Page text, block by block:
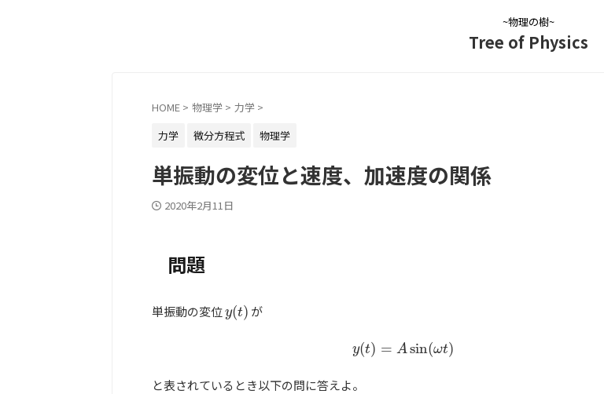
~物理の樹~
Tree of Physics
HOME > 物理学 > 力学 >
力学
微分方程式 物理学
単振動の変位と速度、加速度の関係
2020年2月11日
問題
単振動の変位y(t)
y(t) が
y(t) = Asin(ωt)
y( t)= Asin(ωt)
と表されているとき以下の問に答えよ。